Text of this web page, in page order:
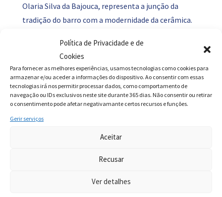
Política de Privacidade e de
Cookies
Para fornecer as melhores experiências, usamos tecnologias como cookies para
armazenar e/ou aceder a informações do dispositivo. Ao consentir com essas
tecnologias irá nos permitir processar dados, como comportamento de
navegação ou IDs exclusivos neste site durante 365 dias. Não consentir ou retirar
o consentimento pode afetar negativamante certos recursos e funções.
Gerir serviços
Aceitar
Recusar
Ver detalhes
Olaria Silva da Bajouca, representa a junção da
tradição do barro com a modernidade da cerâmica.
“transportar”, o jarro simboliza o papel vital da
água na vida e a tradição milenar do barro na região.
Cada peça foi moldada à mão com barro da Bajouca
e reflete um trabalho de fusão entre o artesanato
tradicional e a inovação artística de Westerlund, que
utilizou cortes no barro, tecidos e missangas para
especialmente para o projeto, combinando sons da